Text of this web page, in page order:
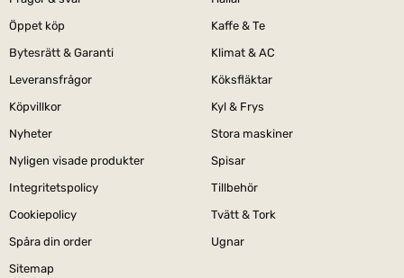
Öppet köp
Bytesrätt & Garanti
Leveransfrågor
Köpvillkor
Nyheter
Nyligen visade produkter
Integritetspolicy
Cookiepolicy
Spåra din order
Sitemap
Kaffe & Te
Klimat & AC
Köksfläktar
Kyl & Frys
Stora maskiner
Spisar
Tillbehör
Tvätt & Tork
Ugnar